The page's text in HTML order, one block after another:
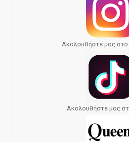
Ακολουθήστε μας στο
Ακολουθήστε μας